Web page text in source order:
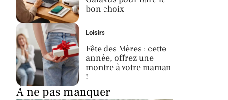
bon choix
Loisirs
Fête des Mères : cette
année, offrez une
montre à votre maman
!
À ne pas manquer